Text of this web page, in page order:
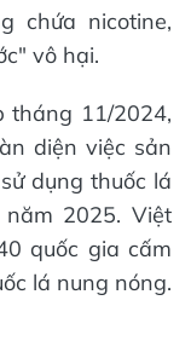
chứa nicotine,
vô hại.
tháng 11/2024,
diện việc sản
dụng thuốc lá
2025. Việt
quốc gia cấm
lá nung nóng.